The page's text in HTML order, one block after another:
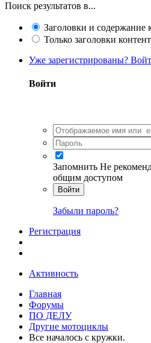
Поиск результатов в...
Заголовки и содержание
Только заголовки
Уже зарегистрированы?
Войти
Запомнить Не
общим доступом
Войти
Забыли пароль?
Регистрация
Активность
Главная
Форумы
ПО ДЕЛУ
Другие мотоциклы
Все началось с кружки.